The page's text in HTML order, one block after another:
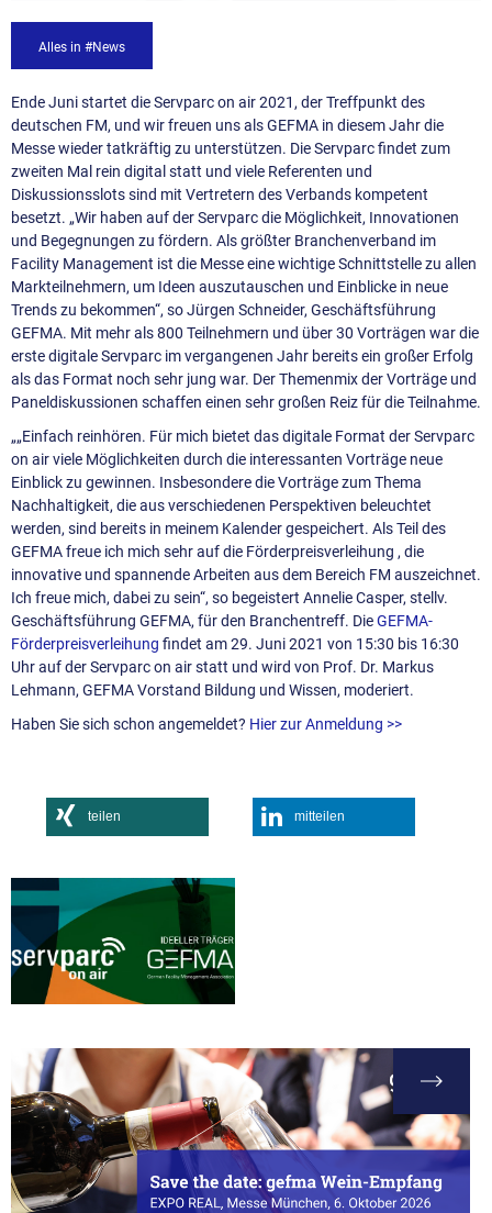
Alles in #News
Ende Juni startet die Servparc on air 2021, der Treffpunkt des
deutschen FM, und wir freuen uns als GEFMA in diesem Jahr die
Messe wieder tatkräftig zu unterstützen. Die Servparc findet zum
zweiten Mal rein digital statt und viele Referenten und
Diskussionsslots sind mit Vertretern des Verbands kompetent
besetzt. „Wir haben auf der Servparc die Möglichkeit, Innovationen
und Begegnungen zu fördern. Als größter Branchenverband im
Facility Management ist die Messe eine wichtige Schnittstelle zu allen
Markteilnehmern, um Ideen auszutauschen und Einblicke in neue
Trends zu bekommen“, so Jürgen Schneider, Geschäftsführung
GEFMA. Mit mehr als 800 Teilnehmern und über 30 Vorträgen war die
erste digitale Servparc im vergangenen Jahr bereits ein großer Erfolg
als das Format noch sehr jung war. Der Themenmix der Vorträge und
Paneldiskussionen schaffen einen sehr großen Reiz für die Teilnahme.
„„Einfach reinhören. Für mich bietet das digitale Format der Servparc
on air viele Möglichkeiten durch die interessanten Vorträge neue
Einblick zu gewinnen. Insbesondere die Vorträge zum Thema
Nachhaltigkeit, die aus verschiedenen Perspektiven beleuchtet
werden, sind bereits in meinem Kalender gespeichert. Als Teil des
GEFMA freue ich mich sehr auf die Förderpreisverleihung , die
innovative und spannende Arbeiten aus dem Bereich FM auszeichnet.
Ich freue mich, dabei zu sein“, so begeistert Annelie Casper, stellv.
Geschäftsführung GEFMA, für den Branchentreff. DieGEFMA-
Förderpreisverleihung findet am 29. Juni 2021 von 15:30 bis 16:30
Uhr auf der Servparc on air statt und wird von Prof. Dr. Markus
Lehmann, GEFMA Vorstand Bildung und Wissen, moderiert.
Haben Sie sich schon angemeldet? Hier zur Anmeldung >>
teilen mitteilen